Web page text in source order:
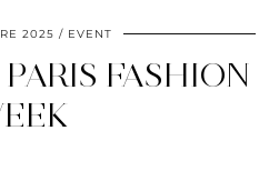
2025 EVENT
FASHION